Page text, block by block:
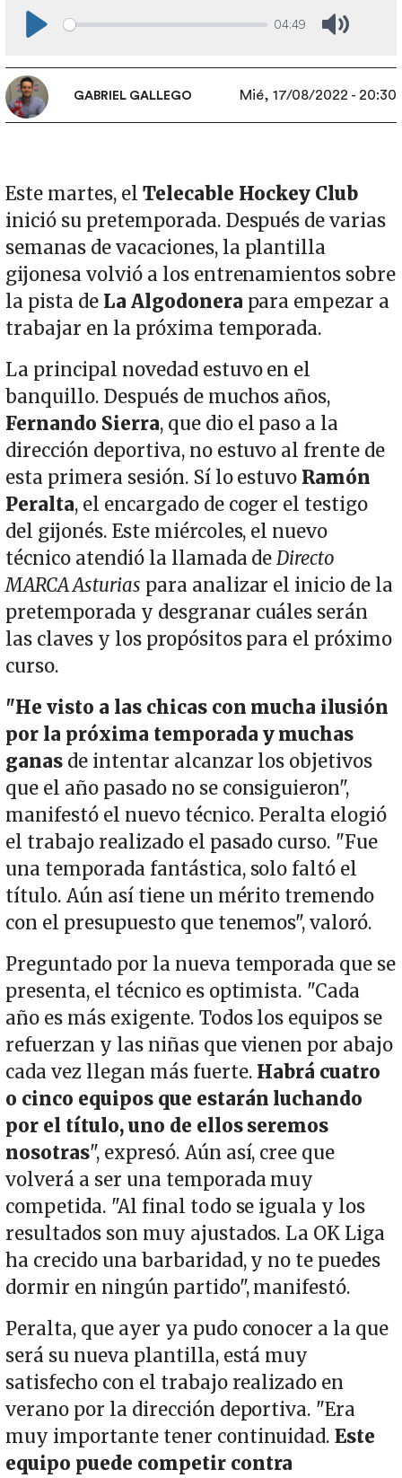
04:49
GABRIEL GALLEGO Mié, 17/08/2022 - 20:30
Este martes, el Telecable Hockey Club
inició su pretemporada. Después de varias
semanas de vacaciones, la plantilla
gijonesa volvió a los entrenamientos sobre
la pista de La Algodonera para empezar a
trabajar en la próxima temporada.
La principal novedad estuvo en el
banquillo. Después de muchos años,
Fernando Sierra, que dio el paso a la
dirección deportiva, no estuvo al frente de
esta primera sesión. Sí lo estuvo Ramón
Peralta, el encargado de coger el testigo
del gijonés. Este miércoles, el nuevo
técnico atendió la llamada deDirecto
MARCA Asturias para analizar el inicio de la
pretemporada y desgranar cuáles serán
las claves y los propósitos para el próximo
curso.
"He visto a las chicas con mucha ilusión
por la próxima temporada y muchas
ganasde intentar alcanzar los objetivos
que el año pasado no se consiguieron",
manifestó el nuevo técnico. Peralta elogió
el trabajo realizado el pasado curso. "Fue
una temporada fantástica, solo faltó el
título. Aún así tiene un mérito tremendo
con el presupuesto que tenemos", valoró.
Preguntado por la nueva temporada que se
presenta, el técnico es optimista. "Cada
año es más exigente. Todos los equipos se
refuerzan y las niñas que vienen por abajo
cada vez llegan más fuerte. Habrá cuatro
o cinco equipos que estarán luchando
por el título, uno de ellos seremos
nosotras", expresó. Aún así, cree que
volverá a ser una temporada muy
competida. "Al final todo se iguala y los
resultados son muy ajustados. La OK Liga
ha crecido una barbaridad, y no te puedes
dormir en ningún partido", manifestó.
Peralta, que ayer ya pudo conocer a la que
será su nueva plantilla, está muy
satisfecho con el trabajo realizado en
verano por la dirección deportiva. "Era
muy importante tener continuidad.Este
equipo puede competir contra